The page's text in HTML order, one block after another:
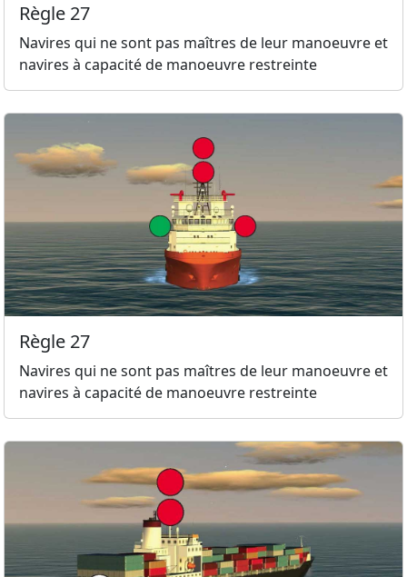
Règle 27
Navires qui ne sont pas maîtres de leur manoeuvre et
navires à capacité de manoeuvre restreinte
Règle 27
Navires qui ne sont pas maîtres de leur manoeuvre et
navires à capacité de manoeuvre restreinte